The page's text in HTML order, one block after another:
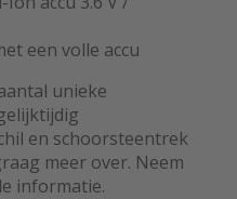
een volle accu
unieke
en schoorsteentrek
meer over. Neem
informatie.